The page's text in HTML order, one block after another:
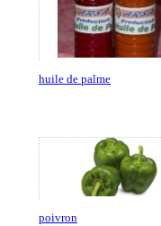
huile de palme
poivron